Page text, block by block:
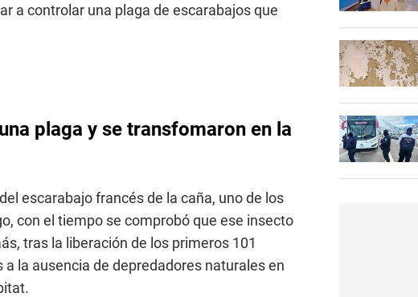
a controlar una plaga de escarabajos que
plaga y se transfomaron en la
escarabajo francés de la caña, uno de los
con el tiempo se comprobó que ese insecto
tras la liberación de los primeros 101
la ausencia de depredadores naturales en